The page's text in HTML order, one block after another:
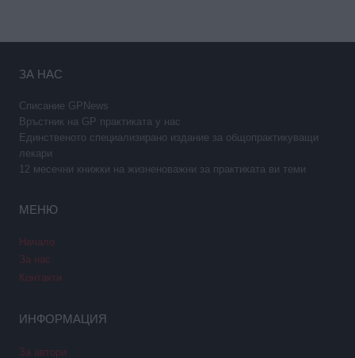
ЗА НАС
Списание GPNews
Връстник на GP практиката у нас
Единственото специализирано издание за общопрактикуващи
лекари
12 месечни книжки на жизненоважни за практиката ви теми
МЕНЮ
Начало
За нас
Контакти
ИНФОРМАЦИЯ
За автори